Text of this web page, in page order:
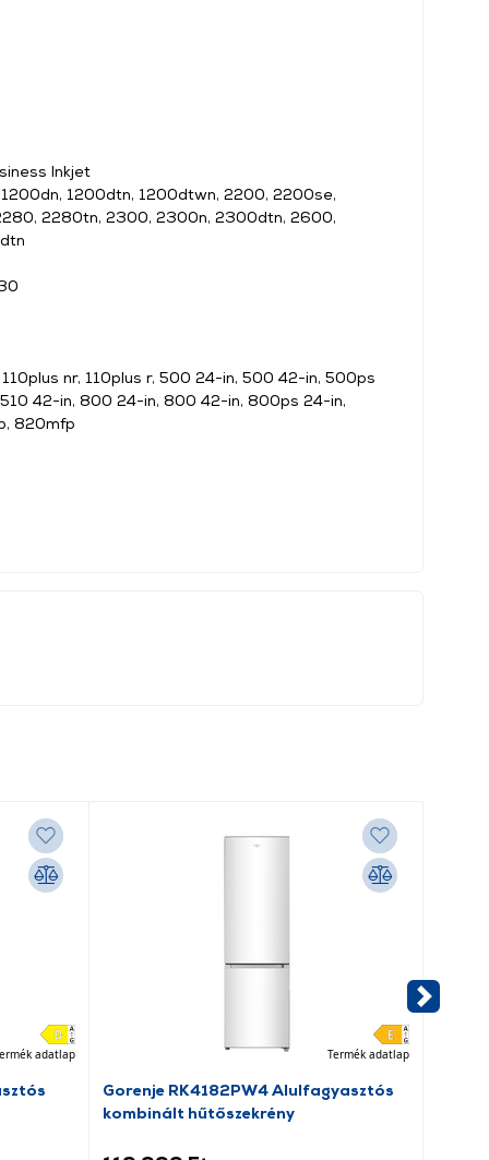
Inkjet
1200dtn, 1200dtwn, 2200, 2200se,
2280tn, 2300, 2300n, 2300dtn, 2600,
nr, 110plus r, 500 24-in, 500 42-in, 500ps
42-in, 800 24-in, 800 42-in, 800ps 24-in,
820mfp
adatlap Termék adatlap
Gorenje RK4182PW4 Alulfagyasztós
kombinált hűtőszekrény